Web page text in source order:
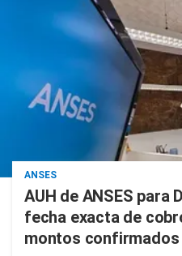
ANSES
AUH de ANSES para
fecha exacta de
montos confirmados